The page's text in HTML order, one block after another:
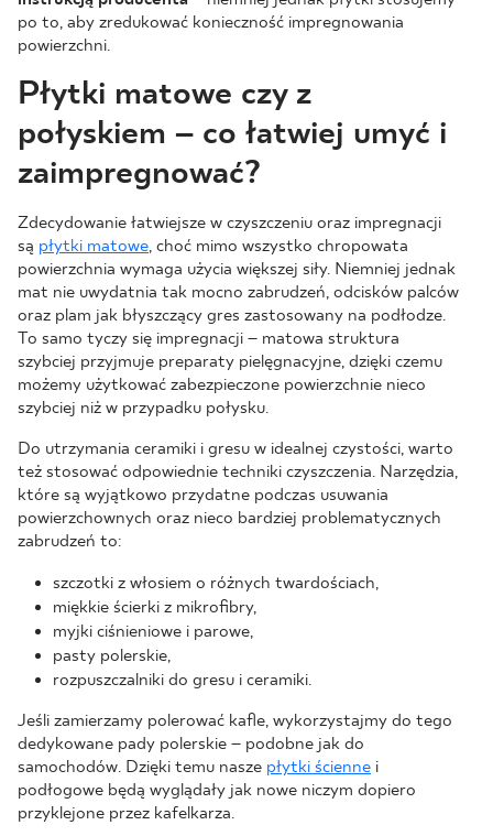
po to, aby zredukować konieczność impregnowania
powierzchni.
Płytki matowe czy z
połyskiem – co łatwiej umyć i
zaimpregnować?
Zdecydowanie łatwiejsze w czyszczeniu oraz impregnacji
są płytki matowe, choć mimo wszystko chropowata
powierzchnia wymaga użycia większej siły. Niemniej jednak
mat nie uwydatnia tak mocno zabrudzeń, odcisków palców
oraz plam jak błyszczący gres zastosowany na podłodze.
To samo tyczy się impregnacji – matowa struktura
szybciej przyjmuje preparaty pielęgnacyjne, dzięki czemu
możemy użytkować zabezpieczone powierzchnie nieco
szybciej niż w przypadku połysku.
Do utrzymania ceramiki i gresu w idealnej czystości, warto
też stosować odpowiednie techniki czyszczenia. Narzędzia,
które są wyjątkowo przydatne podczas usuwania
powierzchownych oraz nieco bardziej problematycznych
zabrudzeń to:
szczotki z włosiem o różnych twardościach,
miękkie ścierki z mikrofibry,
myjki ciśnieniowe i parowe,
pasty polerskie,
rozpuszczalniki do gresu i ceramiki.
Jeśli zamierzamy polerować kafle, wykorzystajmy do tego
dedykowane pady polerskie – podobne jak do
samochodów. Dzięki temu nasze płytki ścienne i
podłogowe będą wyglądały jak nowe niczym dopiero
przyklejone przez kafelkarza.